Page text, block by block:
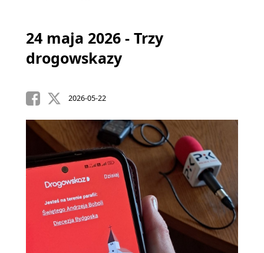
24 maja 2026 - Trzy
drogowskazy
2026-05-22